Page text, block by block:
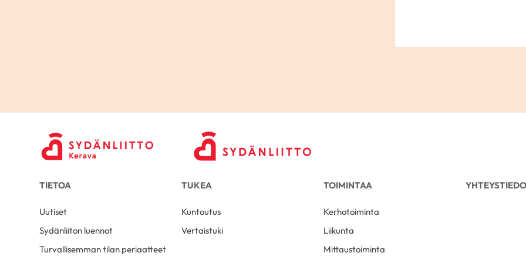
TIETOA
Uutiset
Sydänliiton luennot
Turvallisemman tilan periaatteet
TUKEA
Kuntoutus
Vertaistuki
TOIMINTAA
Kerhotoiminta
Liikunta
Mittaustoiminta